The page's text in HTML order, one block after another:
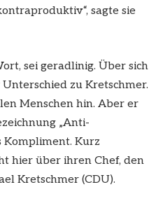
sagte sie
sei geradlinig. Über sich
Unterschied zu Kretschmer.
Menschen hin. Aber er
„Anti-
Kompliment. Kurz
hier über ihren Chef, den
Kretschmer (CDU).